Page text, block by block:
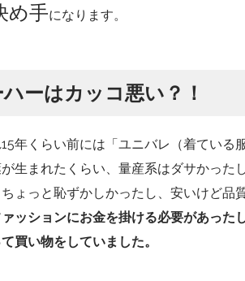
め手になります。
ハーはカッコ悪い？！
年くらい前には「ユニバレ（着ている
生まれたくらい、量産系はダサかった
ょっと恥ずかしかったし、安いけど品
ッションにお金を掛ける必要があった
て買い物をしていました。